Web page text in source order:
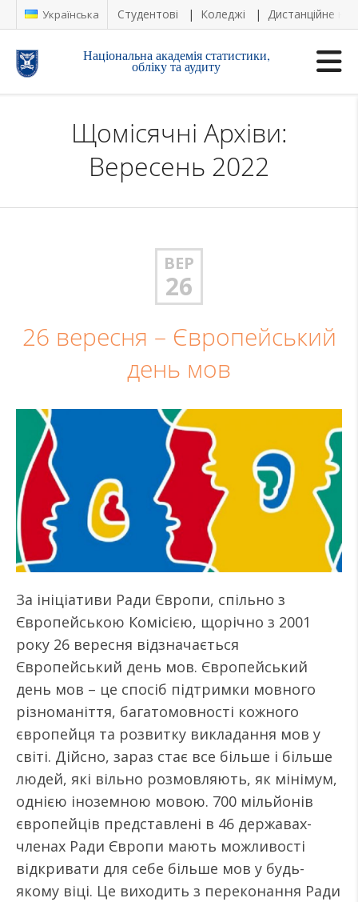
Українська Студентові Коледжі Дистанційне
Національна академія статистики,
обліку та аудиту
Щомісячні Архіви:
Вересень 2022
ВЕР
26
26 вересня – Європейський
день мов
За ініціативи Ради Європи, спільно з
Європейською Комісією, щорічно з 2001
року 26 вересня відзначається
Європейський день мов. Європейський
день мов – це спосіб підтримки мовного
різноманіття, багатомовності кожного
європейця та розвитку викладання мов у
світі. Дійсно, зараз стає все більше і більше
людей, які вільно розмовляють, як мінімум,
однією іноземною мовою. 700 мільйонів
європейців представлені в 46 державах-
членах Ради Європи мають можливості
відкривати для себе більше мов у будь-
якому віці. Це виходить з переконання Ради